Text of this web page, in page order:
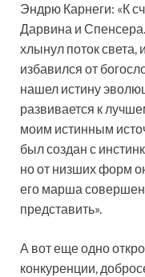
Эндрю Карнеги: «К
Дарвина и
хлынул поток света,
избавился от
нашел истину
развивается к
моим истинным
был создан с
но от низших форм
его марша
представить».
А вот еще одно
конкуренции,